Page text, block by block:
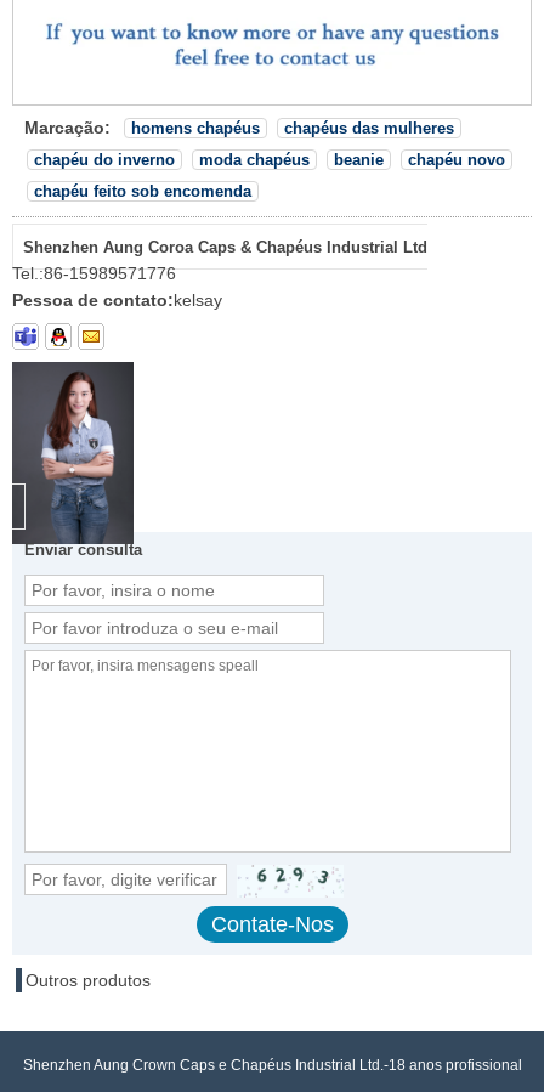
Marcação: homens chapéus
chapéus das mulheres
chapéu do inverno
moda chapéus beanie
chapéu novo
chapéu feito sob encomenda
Shenzhen Aung Coroa Caps & Chapéus Industrial Ltd
Tel.:86-15989571776
Pessoa de contato:kelsay
Enviar consulta
Outros produtos
Shenzhen Aung Crown Caps e Chapéus Industrial Ltd.-18 anos profissional